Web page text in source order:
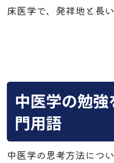
床医学で、発祥地と長
中医学の勉
門用語
中医学の思考方法につ